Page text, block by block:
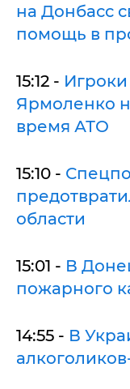
на Донбасс
помощь в
15:12 -
Ярмоленко
время АТО
15:10 -
области
15:01 - В
пожарного
14:55 - В